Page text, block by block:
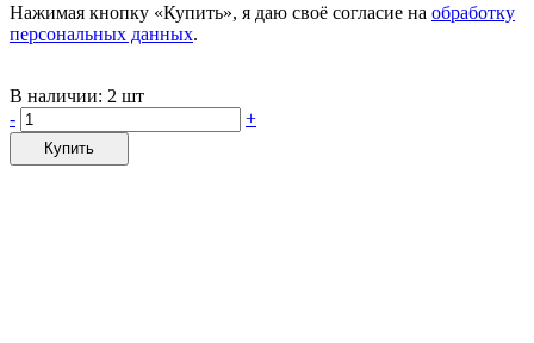
Нажимая кнопку «Купить», я даю своё согласие на обработку
персональных данных.
В наличии: 2 шт
-
+
Купить